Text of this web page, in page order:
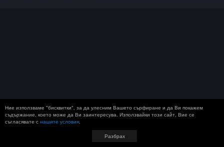
Ние използваме "бисквитки", за да улесним Вашето сърфиране и да Ви покажем
съдържание, което може да Ви заинтересува. Използвайки този сайт, Вие се
съгласявате с нашите условия.
Разбрах